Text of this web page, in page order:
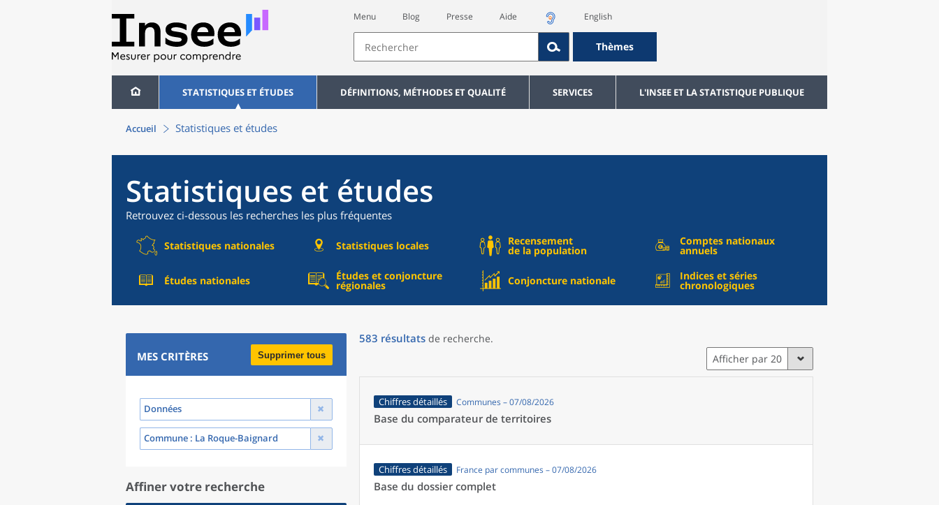
Menu Blog Presse Aide English
Thèmes
STATISTIQUES ET ÉTUDES DÉFINITIONS, MÉTHODES ET QUALITÉ SERVICES L'INSEE ET LA STATISTIQUE PUBLIQUE
Accueil Statistiques et études
Statistiques et études
Retrouvez ci-dessous les recherches les plus fréquentes
Statistiques nationales Statistiques locales Recensement
de la population
Comptes nationaux
annuels
Études nationales Études et conjoncture
régionales Conjoncture nationale Indices et séries
chronologiques
MES CRITÈRES Supprimer tous
Données
Commune : La Roque-Baignard
Affiner votre recherche
583 résultats de recherche.
Afficher par 20
Chiffres détaillés Communes – 07/08/2026
Base du comparateur de territoires
Chiffres détaillés France par communes – 07/08/2026
Base du dossier complet